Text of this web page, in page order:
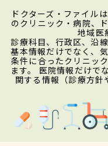
ドクターズ・ファイル
のクリニック・病院、
地域医
診療科目、行政区、沿
基本情報だけでなく、
条件に合ったクリニッ
ます。 医院情報だけで
関する情報（診療方針